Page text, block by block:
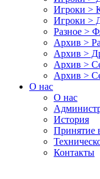
Игроки >
Игроки >
Разное >
Архив >
Архив >
Архив >
Архив >
О нас
О нас
История
Принятие
Контакты